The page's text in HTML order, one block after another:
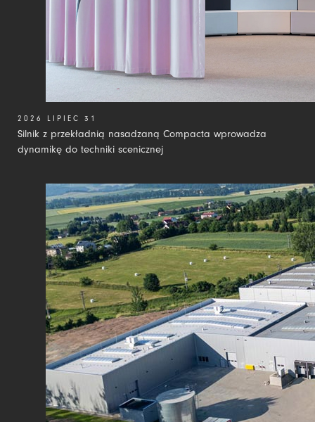
Silnik z przekładnią nasadzaną Compacta wprowadza
dynamikę do techniki scenicznej
2026 LIPIEC 31